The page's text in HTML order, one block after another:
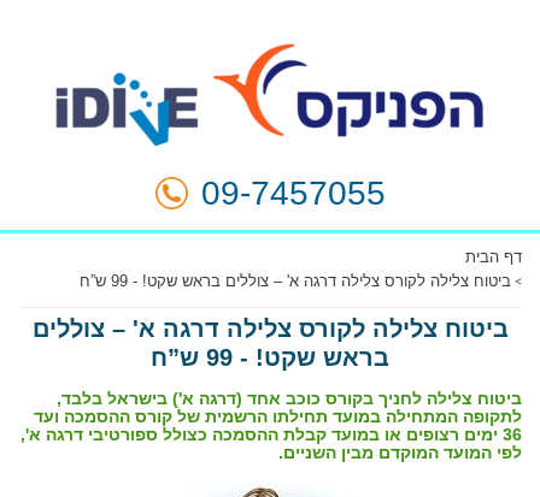
09-7457055
דף הבית
ביטוח צלילה לקורס צלילה דרגה א' – צוללים בראש שקט! - 99 ש”ח
ביטוח צלילה לקורס צלילה דרגה א' – צוללים
בראש שקט! - 99 ש”ח
ביטוח צלילה לחניך בקורס כוכב אחד (דרגה א') בישראל בלבד,
לתקופה המתחילה במועד תחילתו הרשמית של קורס ההסמכה ועד
36 ימים רצופים או במועד קבלת ההסמכה כצולל ספורטיבי דרגה א',
לפי המועד המוקדם מבין השניים.